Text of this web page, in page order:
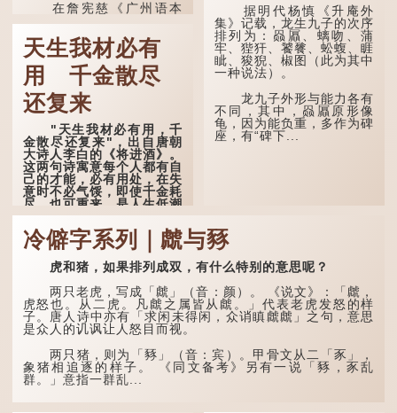
在詹宪慈《广州语本
语有曰『一个银钱大夿
夿』。」
「夿」形​​容大，「一个
银钱大夿夿」，就形容金钱
数量之大了。 「大夿夿十
万蚊」，就是说十万元是一
笔大数目了。...
天生我材必有
用 千金散尽
还复来
"天生我材必有用，千
金散尽还复来"，出自唐朝
大诗人李白的《将进酒》。
这两句诗寓意每个人都有自
己的才能，必有用处，在失
意时不必气馁，即使千金耗
尽，也可重来，是人生低潮
时激励向上的名句。
原诗写道："人生得意
须尽欢，莫使金樽空对月。
天生我材必有用，千金散尽
会须一饮三百杯。" 意思是
说：上天给了我才能，必然
有用到的地方；即使千金散
去，也终会重新得到。
李白作此诗时，大约是
天宝十一年。当时他已被唐
玄宗赐金放还约八年，这期
据明代杨慎《升庵外
集》记载，龙生九子的次序
排列为：赑屭、螭吻、蒲
牢、狴犴、饕餮、蚣蝮、睚
眦、狻猊、椒图（此为其中
一种说法）。
龙九子外形与能力各有
不同，其中，赑屭原形像
龟，因为能负重，多作为碑
座，有“碑下...
冷僻字系列｜虤与豩
虎和猪，如果排列成双，有什么特别的意思呢？
两只老虎，写成「虤」（音：颜）。 《说文》：「虤，
虎怒也。从二虎。凡虤之属皆从虤。」代表老虎发怒的样
子。唐人诗中亦有「求闲未得闲，众诮瞋虤虤」之句，意思
是众人的讥讽让人怒目而视。
两只猪，则为「豩」（音：宾）。甲骨文从二「豕」，
象猪相追逐的样子。 《同文备考》另有一说「豩，豕乱
群。」意指一群乱...